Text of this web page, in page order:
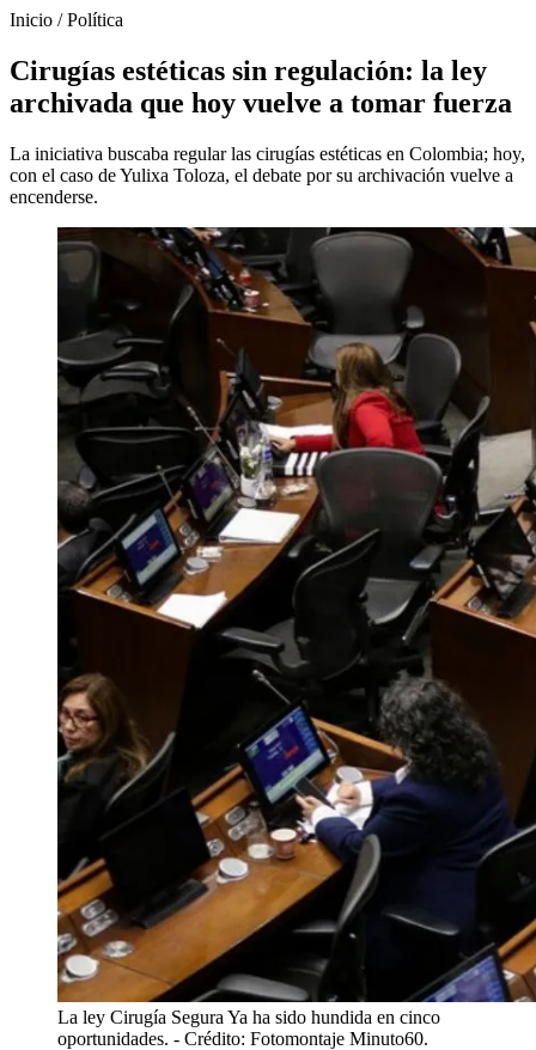
Inicio /Política
Cirugías estéticas sin regulación: la ley
archivada que hoy vuelve a tomar fuerza
La iniciativa buscaba regular las cirugías estéticas en Colombia; hoy,
con el caso de Yulixa Toloza, el debate por su archivación vuelve a
encenderse.
La ley Cirugía Segura Ya ha sido hundida en cinco
oportunidades. - Crédito: Fotomontaje Minuto60.